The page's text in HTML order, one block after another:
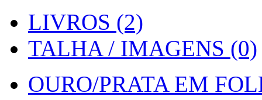
LIVROS (2)
TALHA / IMAGENS (0)
OURO/PRATA EM